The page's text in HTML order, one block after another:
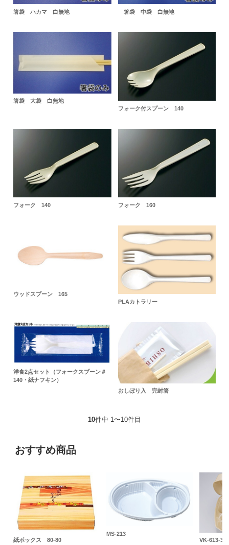
箸袋 ハカマ 白無地 箸袋 中袋 白無地
箸袋 大袋 白無地
フォーク付スプーン 140
フォーク 140 フォーク 160
ウッドスプーン 165
PLAカトラリー
洋食2点セット（フォークスプーン＃
140・紙ナフキン）
おしぼり入 完封箸
10件中 1〜10件目
おすすめ商品
紙ボックス 80-80
MS-213
VK-613-3